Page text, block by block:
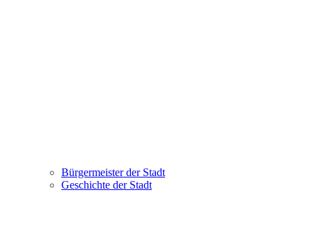
Bürgermeister der Stadt
Geschichte der Stadt